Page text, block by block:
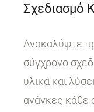
Σχεδιασμό
Ανακαλύψτε
σύγχρονο
υλικά και
ανάγκες κάθε